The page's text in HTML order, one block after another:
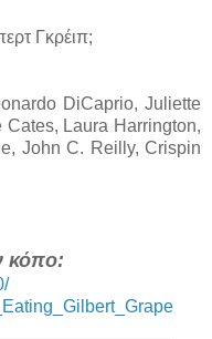
Γκρέιπ;
DiCaprio, Juliette
Laura Harrington,
John C. Reilly, Crispin
κόπο: